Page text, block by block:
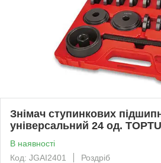
Знімач ступинкових
універсальний 24 од.
В наявності
Код: JGAI2401
Роздріб